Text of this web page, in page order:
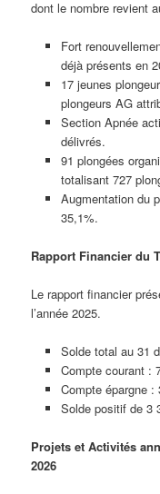
dont le nombre revient
Fort
déjà présents en
17 jeunes
plongeurs AG
Section Apnée
délivrés.
91 plongées
totalisant 727
Augmentation du
35,1%.
Rapport Financier du
Le rapport financier
l’année 2025.
Solde total au 31
Compte courant :
Compte épargne :
Solde positif de 3
Projets et Activités
2026